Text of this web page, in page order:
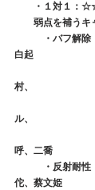
・１対１：
弱点を補うキ
・バフ解除：
白起
牛若丸、
村、
陸遜、茨
ル、
司馬昭、
呼、二喬
・反射耐性：
佗、蔡文姫